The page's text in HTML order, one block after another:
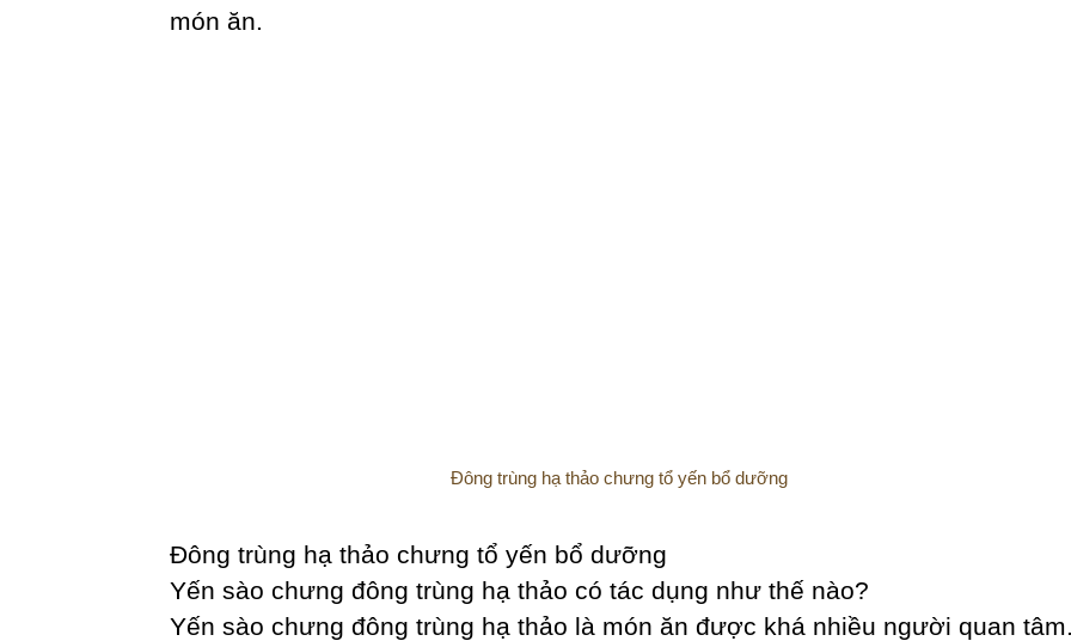
món ăn.
Đông trùng hạ thảo chưng tổ yến bổ dưỡng
Đông trùng hạ thảo chưng tổ yến bổ dưỡng
Yến sào chưng đông trùng hạ thảo có tác dụng như thế nào?
Yến sào chưng đông trùng hạ thảo là món ăn được khá nhiều người quan